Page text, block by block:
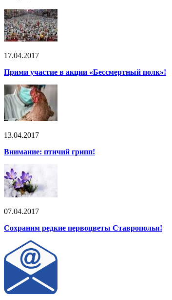
17.04.2017
Прими участие в акции «Бессмертный полк»!
13.04.2017
Внимание: птичий грипп!
07.04.2017
Сохраним редкие первоцветы Ставрополья!